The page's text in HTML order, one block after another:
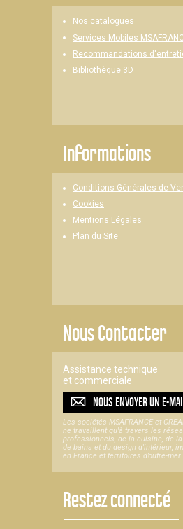
Nos catalogues
Services Mobiles
Recommandations
Bibliothèque 3D
Informations
Conditions Générales de
Cookies
Mentions Légales
Plan du Site
Nous Contacter
Assistance technique
et commerciale
NOUS ENVOYER UNE-
Les sociétés MSAFRANCE et
ne travaillent qu'à travers les
professionnels, de la cuisine, de
de bains et du design d'intérieur,
en France et territoires d’outre-mer.
Restez connecté